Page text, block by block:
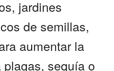
jardines
de semillas,
aumentar la
sequía o